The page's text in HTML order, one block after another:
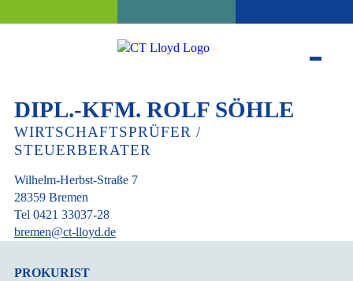
DIPL.-KFM. ROLF SÖHLE
WIRTSCHAFTSPRÜFER /
STEUERBERATER
Wilhelm-Herbst-Straße 7
28359 Bremen
Tel 0421 33037-28
bremen@ct-lloyd.de
PROKURIST